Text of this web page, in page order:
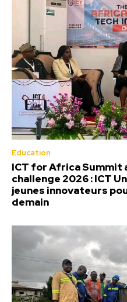
Education
ICT for Africa Summit
challenge 2026 : ICT
jeunes innovateurs
demain